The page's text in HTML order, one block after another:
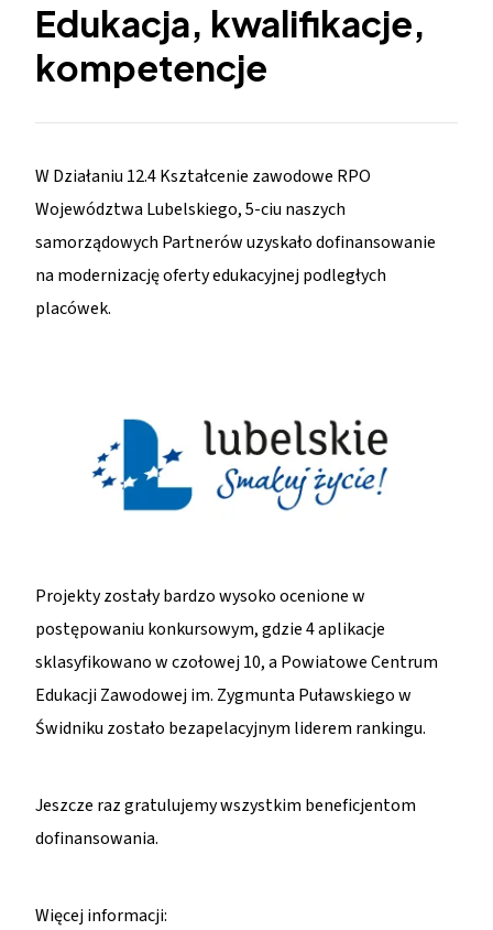
Edukacja, kwalifikacje,
kompetencje
W Działaniu 12.4 Kształcenie zawodowe RPO
Województwa Lubelskiego, 5-ciu naszych
samorządowych Partnerów uzyskało dofinansowanie
na modernizację oferty edukacyjnej podległych
placówek.
Projekty zostały bardzo wysoko ocenione w
postępowaniu konkursowym, gdzie 4 aplikacje
sklasyfikowano w czołowej 10, a Powiatowe Centrum
Edukacji Zawodowej im. Zygmunta Puławskiego w
Świdniku zostało bezapelacyjnym liderem rankingu.
Jeszcze raz gratulujemy wszystkim beneficjentom
dofinansowania.
Więcej informacji: